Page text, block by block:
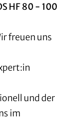
HF 80 - 100
freuen uns
und der
im